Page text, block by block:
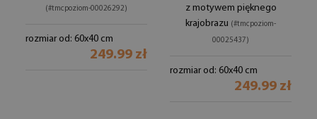
(#tmcpoziom-00026292)
rozmiar od: 60x40 cm
249.99 zł
z motywem pięknego
krajobrazu (#tmcpoziom-
00025437)
rozmiar od: 60x40 cm
249.99 zł